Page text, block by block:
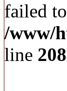
failed
/www/
line 208